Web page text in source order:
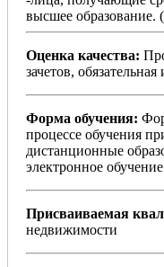
высшее образование.
Оценка качества:
зачетов, обязательная
Форма обучения:
процессе обучения
дистанционные
электронное
Присваиваемая
недвижимости